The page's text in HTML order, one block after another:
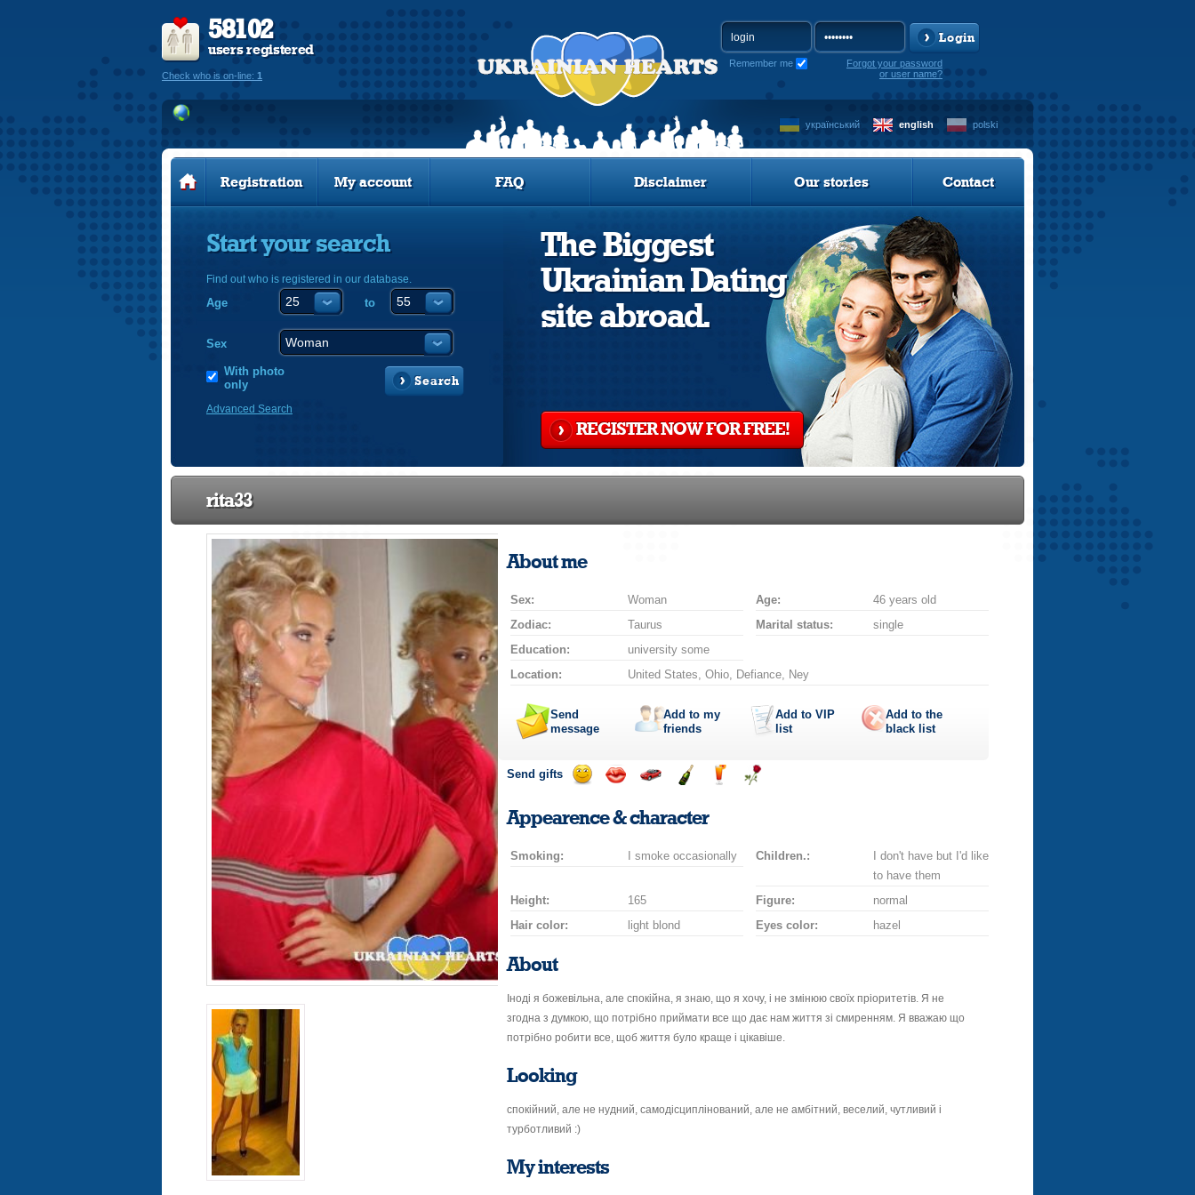
58102
users registered
Check who is on-line: 1
Login
Remember me
Forgot your password
or user name?
український english polski
Registration My account FAQ Disclaimer Our stories Contact
Start your search
Find out who is registered in our database.
Age to
Sex
With photo
only
Search
Advanced Search
The Biggest
Ukrainian Dating
site abroad.
REGISTER NOW FOR FREE!
rita33
About me
Sex: Woman Age:
46 years old
Zodiac:
Taurus Marital status:
single
Education:
university some
Location:
United States, Ohio, Defiance, Ney
Send
message
Add to my
friends
Add to VIP
list
Add to the
black list
Send gifts
kiss
for
a
drive
champagne
Appearence & character
Smoking: I smoke occasionally Children.:
I don't have but I'd like
to have them
Height:
165 Figure:
normal
Hair color:
light blond Eyes color: hazel
About
Іноді я божевільна, але спокійна, я знаю, що я хочу, і не змінюю своїх пріоритетів. Я не
згодна з думкою, що потрібно приймати все що дає нам життя зі смиренням. Я вважаю що
потрібно робити все, щоб життя було краще і цікавіше.
Looking
спокійний, але не нудний, самодісциплінований, але не амбітний, веселий, чутливий і
турботливий :)
My interests